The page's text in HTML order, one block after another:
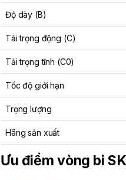
Độ dày (B)
Tải trọng động (C)
Tải trọng tĩnh (C0)
Tốc độ giới hạn
Trọng lượng
Hãng sản xuất
Ưu điểm vòng bi